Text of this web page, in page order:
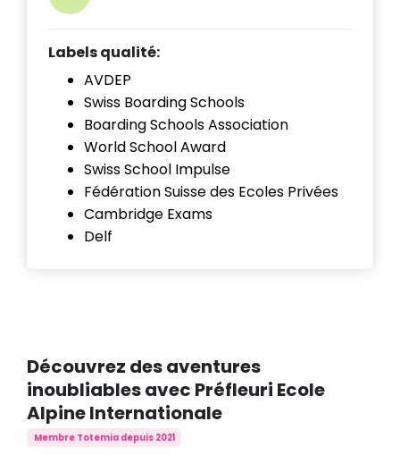
Labels qualité:
AVDEP
Swiss Boarding Schools
Boarding Schools Association
World School Award
Swiss School Impulse
Fédération Suisse des Ecoles Privées
Cambridge Exams
Delf
Découvrez des aventures
inoubliables avec Préfleuri Ecole
Alpine Internationale
Membre Totemia depuis 2021